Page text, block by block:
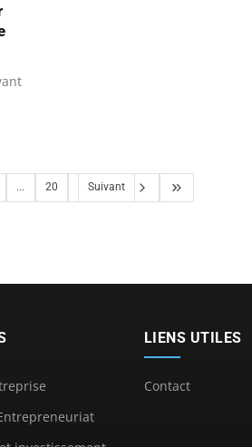
... 20 Suivant
LIENS UTILES
Contact